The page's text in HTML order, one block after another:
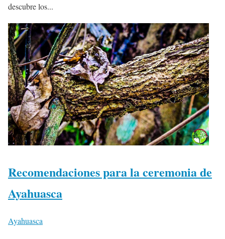
descubre los...
Recomendaciones para la ceremonia de
Ayahuasca
Ayahuasca